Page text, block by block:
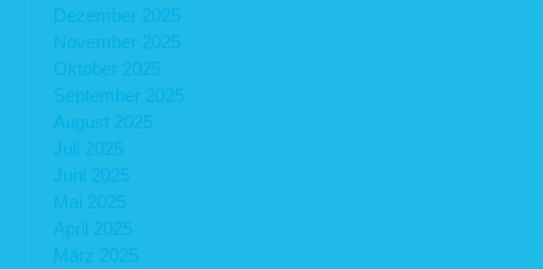
Dezember 2025
November 2025
Oktober 2025
September 2025
August 2025
Juli 2025
Juni 2025
Mai 2025
April 2025
März 2025